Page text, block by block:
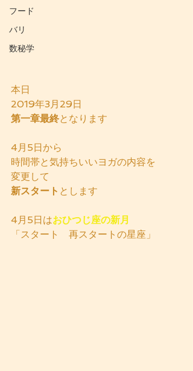
フード
バリ
数秘学
本日
2019年3月29日
第一章最終となります
4月5日から
時間帯と気持ちいいヨガの内容を
変更して
新スタート とします
4月5日はおひつじ座の新月
「スタート　再スタートの星座」